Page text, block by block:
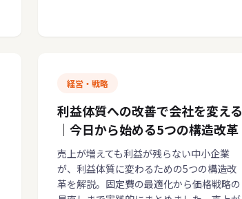
経営・戦略
利益体質への改善で会社を変える
｜今日から始める5つの構造改革
売上が増えても利益が残らない中小企業
が、利益体質に変わるための5つの構造改
革を解説。固定費の最適化から価格戦略の